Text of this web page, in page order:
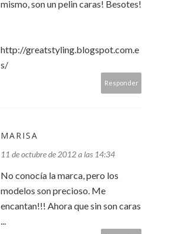
mismo, son un pelin caras! Besotes!
http://greatstyling.blogspot.com.e
s/
Responder
MARISA
11 de octubre de 2012 a las 14:34
No conocía la marca, pero los
modelos son precioso. Me
encantan!!! Ahora que sin son caras
...